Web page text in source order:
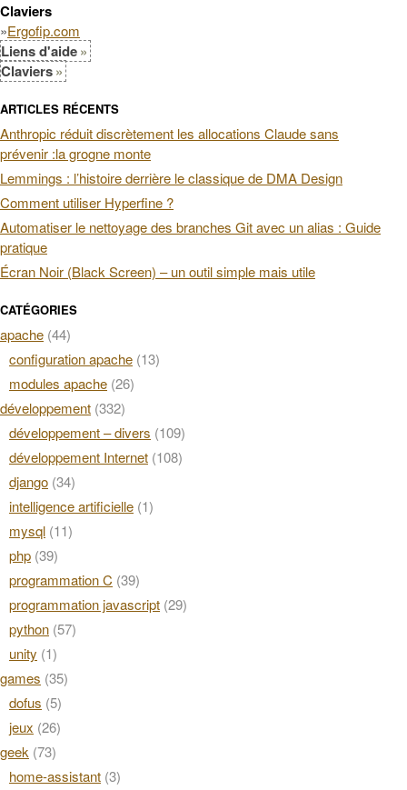
Claviers
»Ergofip.com
Liens d'aide
Claviers
ARTICLES RÉCENTS
Anthropic réduit discrètement les allocations Claude sans
prévenir :la grogne monte
Lemmings : l’histoire derrière le classique de DMA Design
Comment utiliser Hyperfine ?
Automatiser le nettoyage des branches Git avec un alias : Guide
pratique
Écran Noir (Black Screen) – un outil simple mais utile
CATÉGORIES
apache (44)
configuration apache (13)
modules apache (26)
développement (332)
développement – divers (109)
développement Internet (108)
django (34)
intelligence artificielle (1)
mysql (11)
php (39)
programmation C (39)
programmation javascript (29)
python (57)
unity (1)
games (35)
dofus (5)
jeux (26)
geek (73)
home-assistant (3)